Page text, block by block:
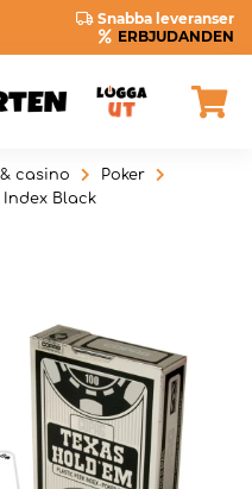
Snabba leveranser
ERBJUDANDEN
casino
Poker
Index Black